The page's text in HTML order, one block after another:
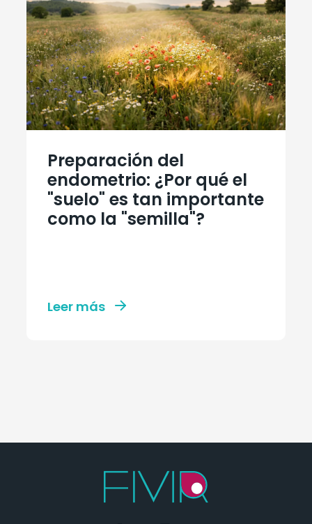
Preparación del
endometrio: ¿Por qué el
"suelo" es tan importante
como la "semilla"?
Leer más